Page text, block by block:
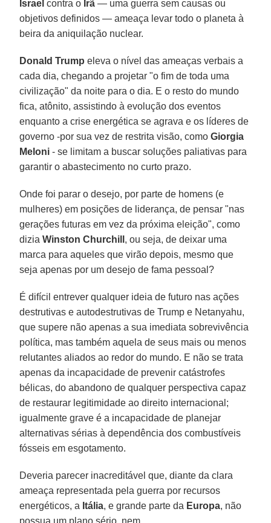
Israel contra o Irã — uma guerra sem causas ou
objetivos definidos — ameaça levar todo o planeta à
beira da aniquilação nuclear.
Donald Trump eleva o nível das ameaças verbais a
cada dia, chegando a projetar "o fim de toda uma
civilização" da noite para o dia. E o resto do mundo
fica, atônito, assistindo à evolução dos eventos
enquanto a crise energética se agrava e os líderes de
governo -por sua vez de restrita visão, comoGiorgia
Meloni - se limitam a buscar soluções paliativas para
garantir o abastecimento no curto prazo.
Onde foi parar o desejo, por parte de homens (e
mulheres) em posições de liderança, de pensar "nas
gerações futuras em vez da próxima eleição", como
diziaWinston Churchill , ou seja, de deixar uma
marca para aqueles que virão depois, mesmo que
seja apenas por um desejo de fama pessoal?
É difícil entrever qualquer ideia de futuro nas ações
destrutivas e autodestrutivas de Trump e Netanyahu,
que supere não apenas a sua imediata sobrevivência
política, mas também aquela de seus mais ou menos
relutantes aliados ao redor do mundo. E não se trata
apenas da incapacidade de prevenir catástrofes
bélicas, do abandono de qualquer perspectiva capaz
de restaurar legitimidade ao direito internacional;
igualmente grave é a incapacidade de planejar
alternativas sérias à dependência dos combustíveis
fósseis em esgotamento.
Deveria parecer inacreditável que, diante da clara
ameaça representada pela guerra por recursos
energéticos, a Itália, e grande parte da Europa, não
possua um plano sério, nem